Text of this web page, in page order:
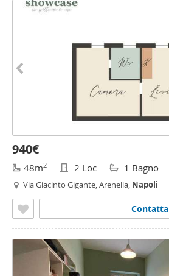
940€
48m2 2 Loc 1 Bagno
Via Giacinto Gigante, Arenella, Napoli
Contatta